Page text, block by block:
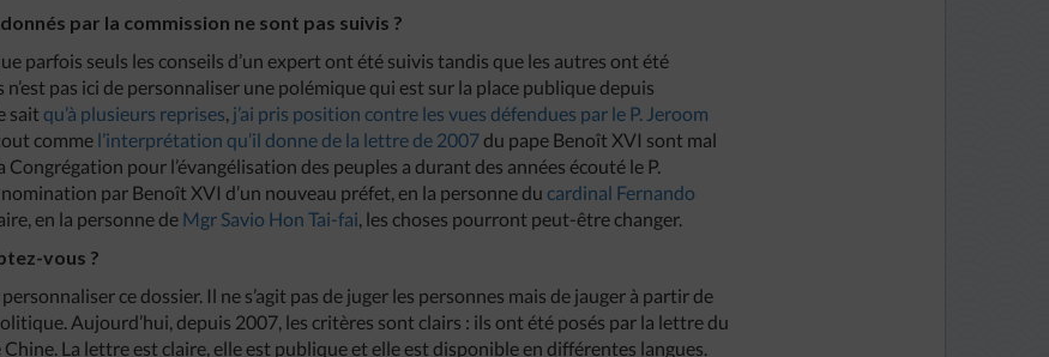
par la commission ne sont pas suivis ?
parfois seuls les conseils d’un expert ont été suivis tandis que les autres ont été
n’est pas ici de personnaliser une polémique qui est sur la place publique depuis
sait qu’à plusieurs reprises, j’ai pris position contre les vues défendues par le P. Jeroom
comme l’interprétation qu’il donne de la lettre de 2007 du pape Benoît XVI sont mal
Congrégation pour l’évangélisation des peuples a durant des années écouté le P.
par Benoît XVI d’un nouveau préfet, en la personne du cardinal Fernando
en la personne de Mgr Savio Hon Tai-fai, les choses pourront peut-être changer.
vous ?
ce dossier. Il ne s’agit pas de juger les personnes mais de jauger à partir de
Aujourd’hui, depuis 2007, les critères sont clairs : ils ont été posés par la lettre du
La lettre est claire, elle est publique et elle est disponible en différentes langues.